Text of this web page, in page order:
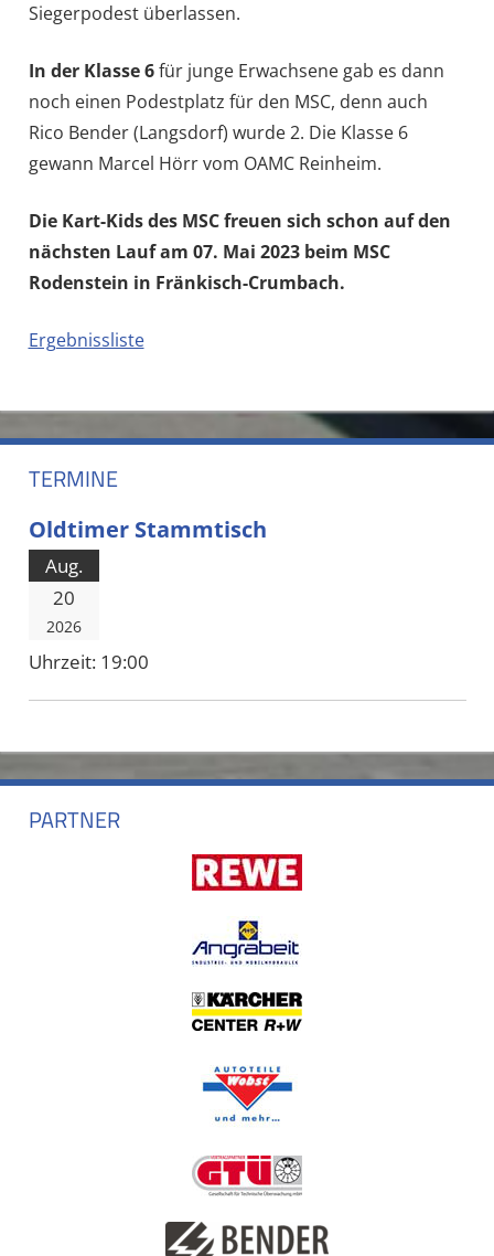
Siegerpodest überlassen.
In der Klasse 6für junge Erwachsene gab es dann
noch einen Podestplatz für den MSC, denn auch
Rico Bender (Langsdorf) wurde 2. Die Klasse 6
gewann Marcel Hörr vom OAMC Reinheim.
Die Kart-Kids des MSC freuen sich schon auf den
nächsten Lauf am 07. Mai 2023 beim MSC
Rodenstein in Fränkisch-Crumbach.
Ergebnissliste
MSC
HORLOFFTAL
TERMINE
Oldtimer Stammtisch
Aug.
20
2026
Uhrzeit: 19:00
PARTNER